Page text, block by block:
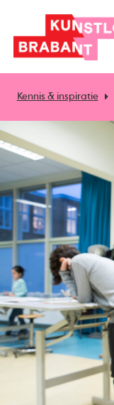
Kennis & inspiratie